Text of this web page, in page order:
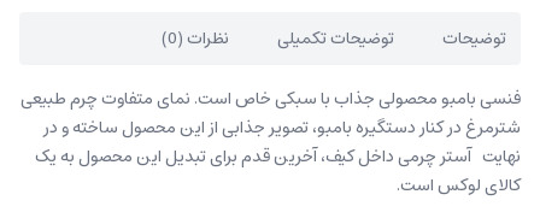
توضیحات توضیحات تکمیلی نظرات (0)
فنسی بامبو محصولی جذاب با سبکی خاص است. نمای متفاوت چرم طبیعی
شترمرغ در کنار دستگیره بامبو، تصویر جذابی از این محصول ساخته و در
نهایت آستر چرمی داخل کیف، آخرین قدم برای تبدیل این محصول به یک
کالای لوکس است.